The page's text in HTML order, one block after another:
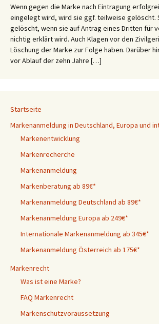
Wenn gegen die Marke nach Eintragung
eingelegt wird, wird sie ggf. teilweise gelöscht.
gelöscht, wenn sie auf Antrag eines Dritten für
nichtig erklärt wird. Auch Klagen vor den
Löschung der Marke zur Folge haben. Darüber
vor Ablauf der zehn Jahre […]
Startseite
Markenanmeldung in Deutschland, Europa und
Markenentwicklung
Markenrecherche
Markenanmeldung
Markenberatung ab 89€*
Markenanmeldung Deutschland ab 89€*
Markenanmeldung Europa ab 249€*
Internationale Markenanmeldung ab 345€*
Markenanmeldung Österreich ab 175€*
Markenrecht
Was ist eine Marke?
FAQ Markenrecht
Markenschutzvoraussetzung